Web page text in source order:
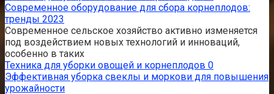
Современное оборудование для сбора корнеплодов:
тренды 2023
Современное сельское хозяйство активно изменяется
под воздействием новых технологий и инноваций,
особенно в таких
Техника для уборки овощей и корнеплодов 0
Эффективная уборка свеклы и моркови для повышения
урожайности